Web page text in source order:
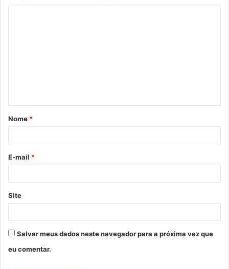
á
r
*
Nome *
E-mail *
Site
Salvar meus dados neste navegador para a próxima vez que
eu comentar.